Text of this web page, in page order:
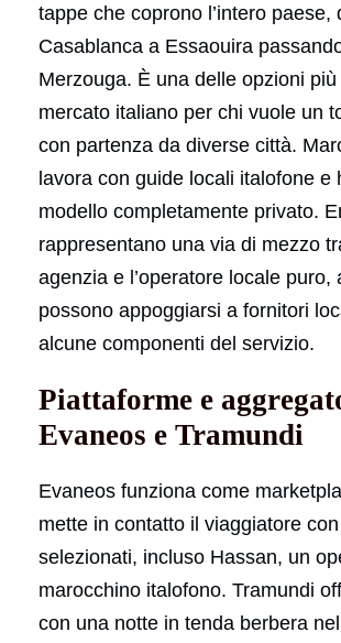
tappe che coprono l’intero paese,
Casablanca a Essaouira
Merzouga. È una delle opzioni
mercato italiano per chi vuole un
con partenza da diverse città.
lavora con guide locali italofone e
modello completamente privato.
rappresentano una via di mezzo
agenzia e l’operatore locale puro,
possono appoggiarsi a fornitori
alcune componenti del servizio.
Piattaforme e
Evaneos e Tramundi
Evaneos funziona come
mette in contatto il viaggiatore
selezionati, incluso Hassan, un
marocchino italofono. Tramundi
con una notte in tenda berbera